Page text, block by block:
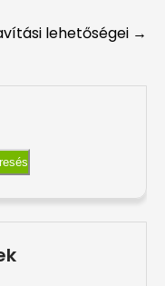
lehetőségei →